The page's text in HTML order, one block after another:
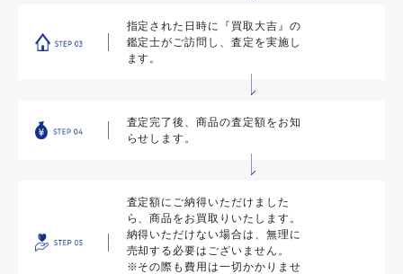
指定された日時に『買取大吉』の
鑑定士がご訪問し、査定を実施し
ます。
査定完了後、商品の査定額をお知
らせします。
査定額にご納得いただけました
ら、商品をお買取りいたします。
納得いただけない場合は、無理に
売却する必要はございません。
※その際も費用は一切かかりませ